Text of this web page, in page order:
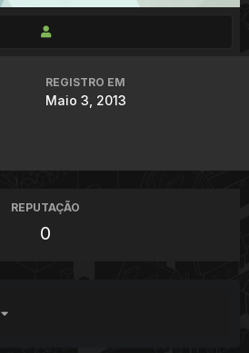
REGISTRO EM
Maio 3, 2013
REPUTAÇÃO
0